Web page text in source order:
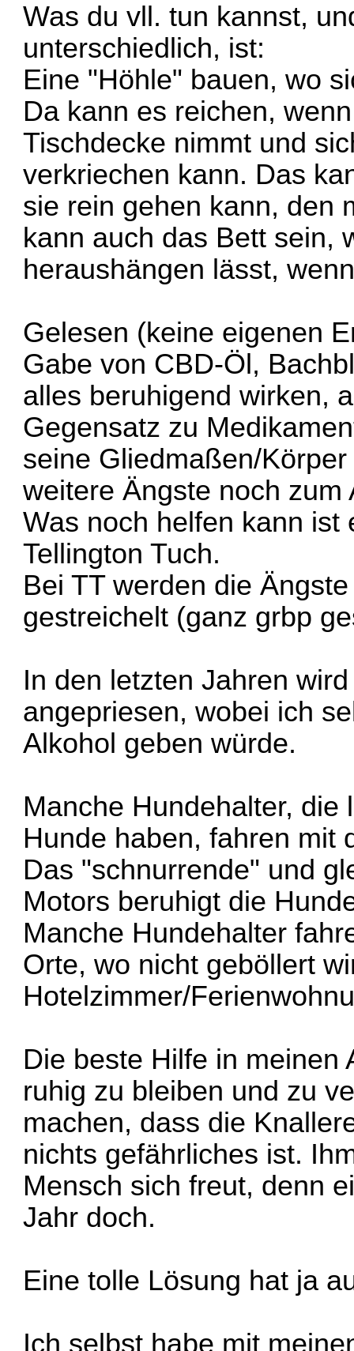
Was du vll. tun kannst,
unterschiedlich, ist:
Eine "Höhle" bauen, wo
Da kann es reichen,
Tischdecke nimmt und
verkriechen kann. Das
sie rein gehen kann, den
kann auch das Bett sein,
heraushängen lässt,
Gelesen (keine eigenen
Gabe von CBD-Öl,
alles beruhigend wirken,
Gegensatz zu
seine Gliedmaßen/
weitere Ängste noch zum
Was noch helfen kann ist
Tellington Tuch.
Bei TT werden die
gestreichelt (ganz grbp
In den letzten Jahren
angepriesen, wobei ich
Alkohol geben würde.
Manche Hundehalter,
Hunde haben, fahren mit
Das "schnurrende" und
Motors beruhigt die
Manche Hundehalter
Orte, wo nicht geböllert
Hotelzimmer/
Die beste Hilfe in meinen
ruhig zu bleiben und zu
machen, dass die
nichts gefährliches ist.
Mensch sich freut, denn
Jahr doch.
Eine tolle Lösung hat ja
Ich selbst habe mit